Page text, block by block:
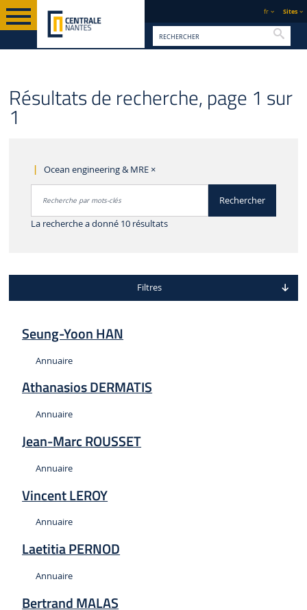
fr Sites
Résultats de recherche, page 1 sur
1
Ocean engineering & MRE ×
Rechercher
La recherche a donné 10 résultatsAccéder aux résultats
Filtres
Seung-Yoon HAN
Type :
Annuaire
Athanasios DERMATIS
Type :
Annuaire
Jean-Marc ROUSSET
Type :
Annuaire
Vincent LEROY
Type :
Annuaire
Laetitia PERNOD
Type :
Annuaire
Bertrand MALAS